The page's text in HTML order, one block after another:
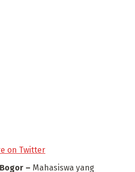
on Twitter
– Mahasiswa yang